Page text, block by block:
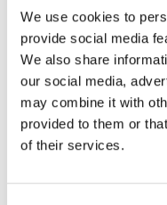
We use cookies to
provide social media
We also share
our social media,
may combine it with
provided to them or
of their services.